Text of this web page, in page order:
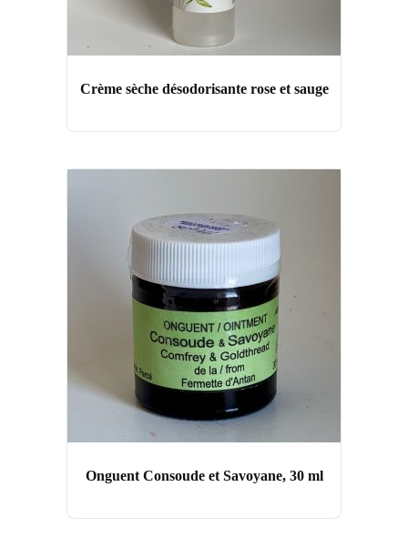
Crème sèche désodorisante rose et sauge
Onguent Consoude et Savoyane, 30 ml